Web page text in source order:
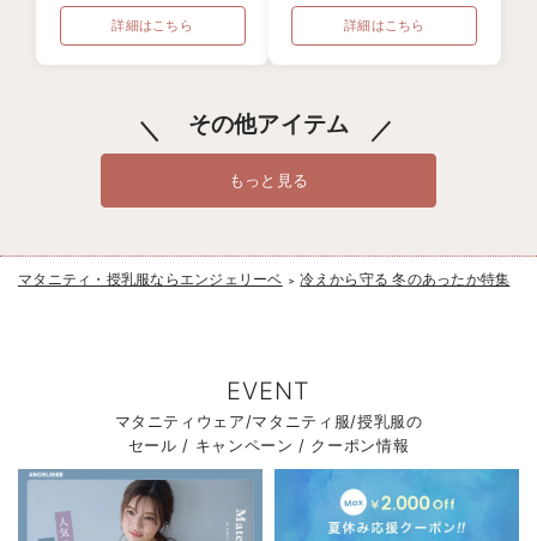
詳細はこちら 詳細はこちら
その他アイテム
もっと見る
マタニティ・授乳服ならエンジェリーベ ＞ 冷えから守る 冬のあったか特集
EVENT
マタニティウェア/マタニティ服/授乳服の
セール / キャンペーン / クーポン情報